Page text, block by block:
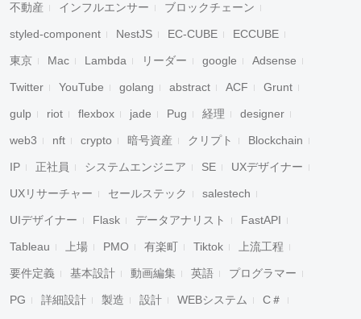
不動産 インフルエンサー ブロックチェーン
styled-component NestJS EC-CUBE ECCUBE
東京 Mac Lambda リーダー google Adsense
Twitter YouTube golang abstract ACF Grunt
gulp riot flexbox jade Pug 経理 designer
web3 nft crypto 暗号資産 クリプト Blockchain
IP 正社員 システムエンジニア SE UXデザイナー
UXリサーチャー セールステック salestech
UIデザイナー Flask データアナリスト FastAPI
Tableau 上場 PMO 有楽町 Tiktok 上流工程
要件定義 基本設計 動画編集 英語 プログラマー
PG 詳細設計 製造 設計 WEBシステム C＃